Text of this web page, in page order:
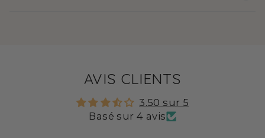
AVIS CLIENTS
3.50 sur 5
Basé sur 4 avis